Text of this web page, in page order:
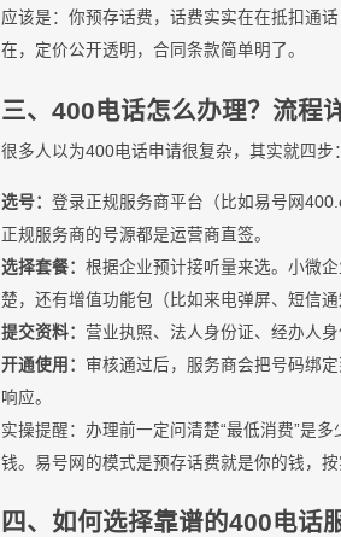
应该是：你预存话费，话费实实在在抵扣通
在，定价公开透明，合同条款简单明了。
三、400电话怎么办理？流程
很多人以为400电话申请很复杂，其实就四步：
选号：登录正规服务商平台（比如易号网
正规服务商的号源都是运营商直签。
选择套餐：根据企业预计接听量来选。小微
楚，还有增值功能包（比如来电弹屏、短信通
提交资料：营业执照、法人身份证、经办人
开通使用： 审核通过后，服务商会把号码绑
响应。
实操提醒：办理前一定问清楚“最低消费”是
钱。易号网的模式是预存话费就是你的钱，
四、如何选择靠谱的400电话